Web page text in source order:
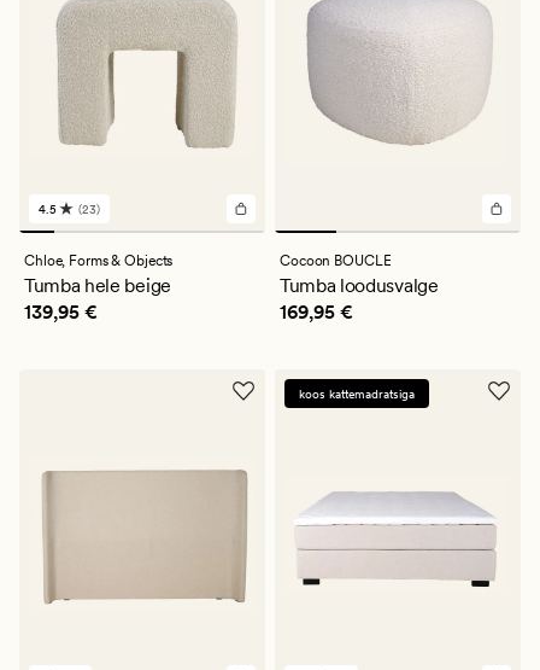
23
arvustust
keskmise
hinnanguga
4.5
4.5 (23)
Chloe, Forms & Objects
Tumba hele beige
Pris_ee 139,95 €
139,95 €
Cocoon BOUCLE
Tumba loodusvalge
Pris_ee 169,95 €
169,95 €
koos kattemadratsiga